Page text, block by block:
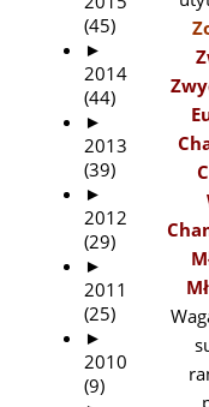
(45)
►
2014
(44)
►
2013
(39)
►
2012
(29)
►
2011
(25)
►
2010
(9)